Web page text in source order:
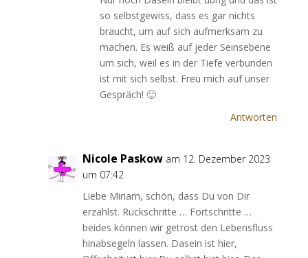
so selbstgewiss, dass es gar nichts
braucht, um auf sich aufmerksam zu
machen. Es weiß auf jeder Seinsebene
um sich, weil es in der Tiefe verbunden
ist mit sich selbst. Freu mich auf unser
Gespräch! 🙂
Antworten
Nicole Paskow am 12. Dezember 2023
um 07:42
Liebe Miriam, schön, dass Du von Dir
erzählst. Rückschritte … Fortschritte …
beides können wir getrost den Lebensfluss
hinabsegeln lassen. Dasein ist hier,